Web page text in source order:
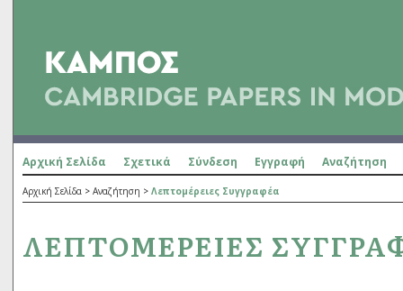
Αρχική Σελίδα Σχετικά Σύνδεση Εγγραφή Αναζήτηση
Αρχική Σελίδα > Αναζήτηση > Λεπτομέρειες Συγγραφέα
ΛΕΠΤΟΜΈΡΕΙΕΣ